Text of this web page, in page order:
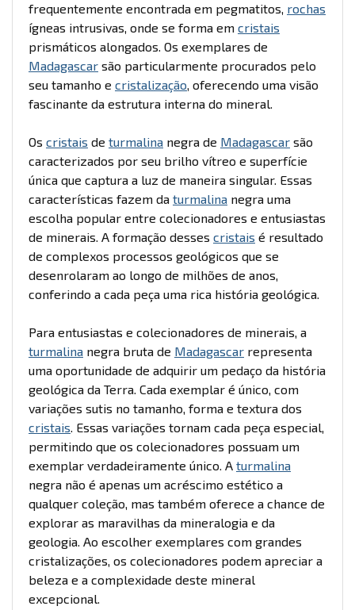
frequentemente encontrada em pegmatitos, rochas
ígneas intrusivas, onde se forma em cristais
prismáticos alongados. Os exemplares de
Madagascar são particularmente procurados pelo
seu tamanho e cristalização, oferecendo uma visão
fascinante da estrutura interna do mineral.
Os cristais de turmalina negra de Madagascar são
caracterizados por seu brilho vítreo e superfície
única que captura a luz de maneira singular. Essas
características fazem da turmalina negra uma
escolha popular entre colecionadores e entusiastas
de minerais. A formação desses cristais é resultado
de complexos processos geológicos que se
desenrolaram ao longo de milhões de anos,
conferindo a cada peça uma rica história geológica.
Para entusiastas e colecionadores de minerais, a
turmalina negra bruta de Madagascar representa
uma oportunidade de adquirir um pedaço da história
geológica da Terra. Cada exemplar é único, com
variações sutis no tamanho, forma e textura dos
cristais. Essas variações tornam cada peça especial,
permitindo que os colecionadores possuam um
exemplar verdadeiramente único. A turmalina
negra não é apenas um acréscimo estético a
qualquer coleção, mas também oferece a chance de
explorar as maravilhas da mineralogia e da
geologia. Ao escolher exemplares com grandes
cristalizações, os colecionadores podem apreciar a
beleza e a complexidade deste mineral
excepcional.